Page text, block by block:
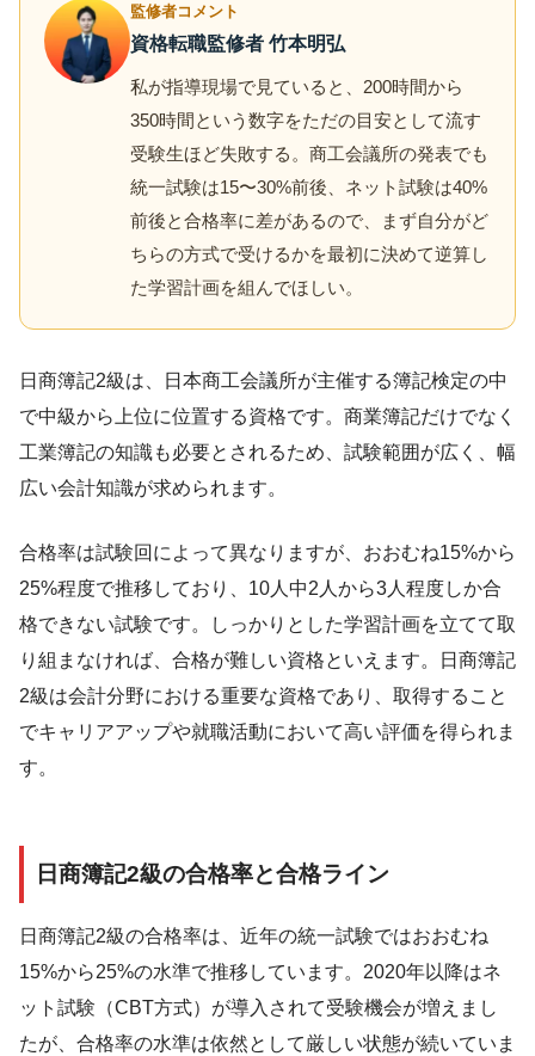
監修者コメント
資格転職監修者 竹本明弘
私が指導現場で見ていると、200時間から
350時間という数字をただの目安として流す
受験生ほど失敗する。商工会議所の発表でも
統一試験は15〜30%前後、ネット試験は40%
前後と合格率に差があるので、まず自分がど
ちらの方式で受けるかを最初に決めて逆算し
た学習計画を組んでほしい。
日商簿記2級は、日本商工会議所が主催する簿記検定の中
で中級から上位に位置する資格です。商業簿記だけでなく
工業簿記の知識も必要とされるため、試験範囲が広く、幅
広い会計知識が求められます。
合格率は試験回によって異なりますが、おおむね15%から
25%程度で推移しており、10人中2人から3人程度しか合
格できない試験です。しっかりとした学習計画を立てて取
り組まなければ、合格が難しい資格といえます。日商簿記
2級は会計分野における重要な資格であり、取得すること
でキャリアアップや就職活動において高い評価を得られま
す。
日商簿記2級の合格率と合格ライン
日商簿記2級の合格率は、近年の統一試験ではおおむね
15%から25%の水準で推移しています。2020年以降はネ
ット試験（CBT方式）が導入されて受験機会が増えまし
たが、合格率の水準は依然として厳しい状態が続いていま